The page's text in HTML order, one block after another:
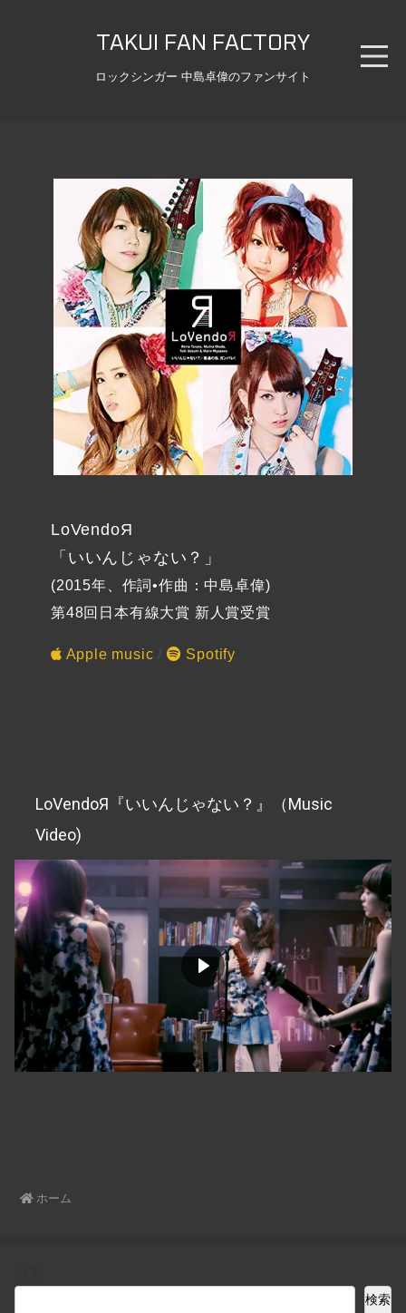
TAKUI FAN FACTORY
ロックシンガー 中島卓偉のファンサイト
LoVendoЯ
「いいんじゃない？」
(2015年、作詞•作曲：中島卓偉)
第48回日本有線大賞 新人賞受賞
Apple music Spotify
LoVendoЯ『いいんじゃない？』（Music
Video)
ホーム
検索